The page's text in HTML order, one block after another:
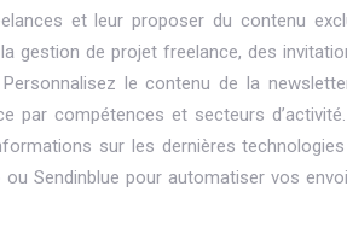
et leur proposer du contenu
gestion de projet freelance, des
le contenu de la
par compétences et secteurs
sur les dernières
Sendinblue pour automatiser vos